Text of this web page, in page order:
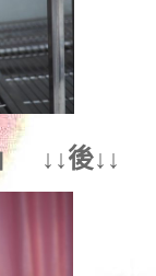
↓↓後↓↓